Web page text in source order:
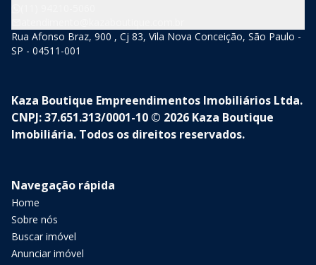
Rua Afonso Braz, 900 , Cj 83, Vila Nova Conceição, São Paulo -
SP - 04511-001
Kaza Boutique Empreendimentos Imobiliários Ltda.
CNPJ: 37.651.313/0001-10 © 2026 Kaza Boutique
Imobiliária. Todos os direitos reservados.
Navegação rápida
Home
Sobre nós
Buscar imóvel
Anunciar imóvel